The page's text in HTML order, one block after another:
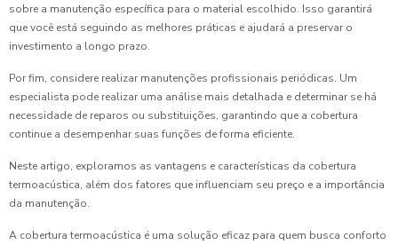
sobre a manutenção específica para o material escolhido. Isso garantirá
que você está seguindo as melhores práticas e ajudará a preservar o
investimento a longo prazo.
Por fim, considere realizar manutenções profissionais periódicas. Um
especialista pode realizar uma análise mais detalhada e determinar se há
necessidade de reparos ou substituições, garantindo que a cobertura
continue a desempenhar suas funções de forma eficiente.
Neste artigo, exploramos as vantagens e características da cobertura
termoacústica, além dos fatores que influenciam seu preço e a importância
da manutenção.
A cobertura termoacústica é uma solução eficaz para quem busca conforto